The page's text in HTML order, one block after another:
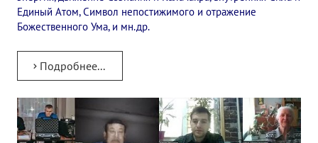
Межрегиональные теософские семинары России. Теософский
Международный художественный Конкурс, посвященный
Международный поэтический Конкурс «Елене Петровне
Международный музыкальный Конкурс, посвященный Елене
Единый Атом, Символ непостижимого и отражение
Божественного Ума, и мн.др.
Подробнее...